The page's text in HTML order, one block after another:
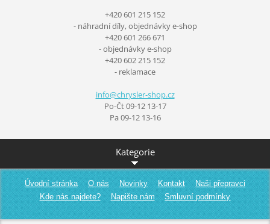
+420 601 215 152
- náhradní díly, objednávky e-shop
+420 601 266 671
- objednávky e-shop
+420 602 215 152
- reklamace
info@chrysler-shop.cz
Po-Čt 09-12 13-17
Pa 09-12 13-16
Kategorie
Úvodní stránka O nás Novinky Kontakt
Naši přepravci
Kde nás najdete?
Napište nám Smluvní podmínky